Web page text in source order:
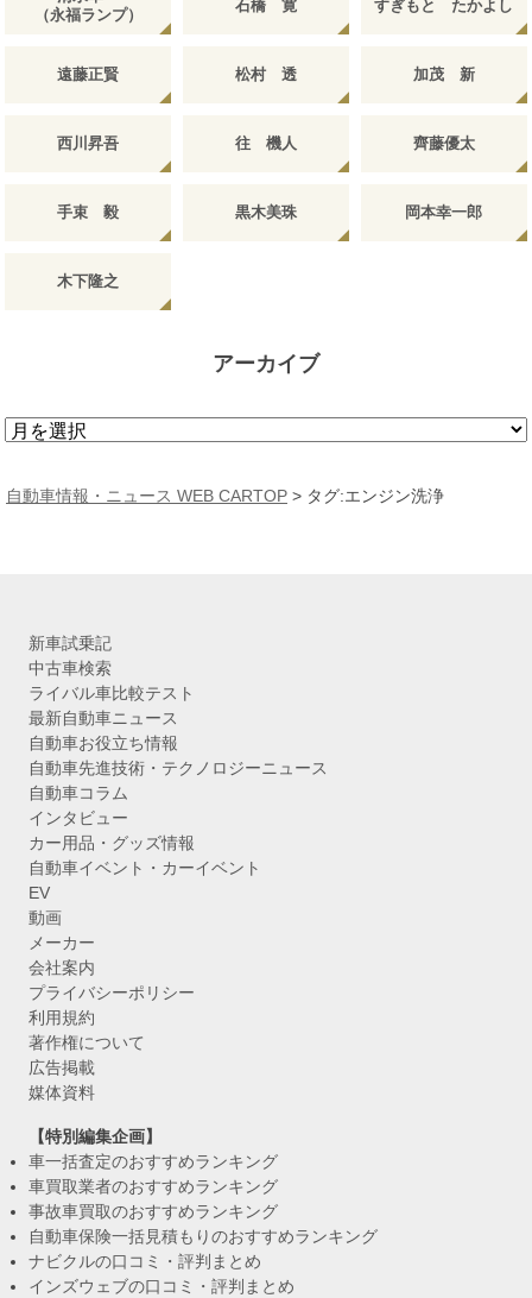
（永福ランプ）
石橋 寛 すぎもと たかよし
遠藤正賢 松村 透 加茂 新
西川昇吾 往 機人 齊藤優太
手束 毅 黒木美珠 岡本幸一郎
木下隆之
アーカイブ
ア
カ
自動車情報・ニュース WEB CARTOP > タグ:エンジン洗浄
新車試乗記
中古車検索
ライバル車比較テスト
最新自動車ニュース
自動車お役立ち情報
自動車先進技術・テクノロジーニュース
自動車コラム
インタビュー
カー用品・グッズ情報
自動車イベント・カーイベント
EV
動画
メーカー
会社案内
プライバシーポリシー
利用規約
著作権について
広告掲載
媒体資料
【特別編集企画】
車一括査定のおすすめランキング
車買取業者のおすすめランキング
事故車買取のおすすめランキング
自動車保険一括見積もりのおすすめランキング
ナビクルの口コミ・評判まとめ
インズウェブの口コミ・評判まとめ